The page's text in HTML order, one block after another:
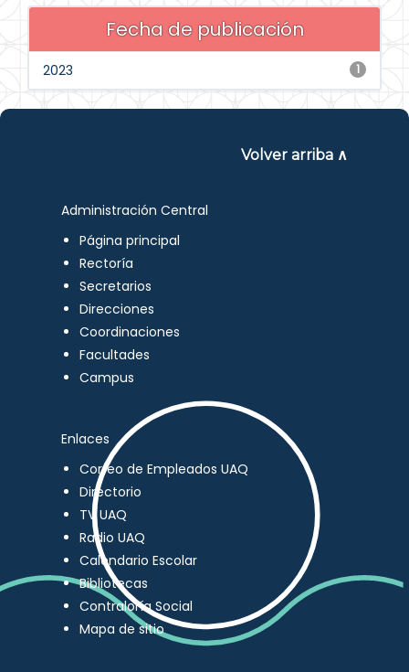
Fecha de publicación
1
2023
Volver arriba ∧
Administración Central
Página principal
Rectoría
Secretarios
Direcciones
Coordinaciones
Facultades
Campus
Enlaces
Correo de Empleados UAQ
Directorio
TV UAQ
Radio UAQ
Calendario Escolar
Bibliotecas
Contraloría Social
Mapa de sitio